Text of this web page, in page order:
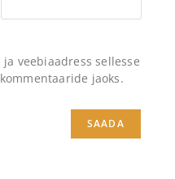
veebiaadress sellesse
jaoks.